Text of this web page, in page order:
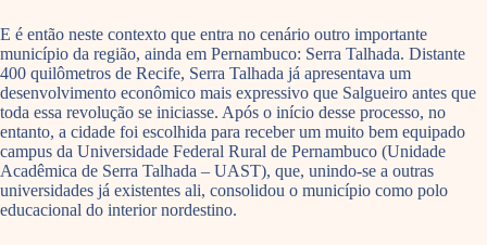
E é então neste contexto que entra no cenário outro importante
município da região, ainda em Pernambuco: Serra Talhada. Distante
400 quilômetros de Recife, Serra Talhada já apresentava um
desenvolvimento econômico mais expressivo que Salgueiro antes que
toda essa revolução se iniciasse. Após o início desse processo, no
entanto, a cidade foi escolhida para receber um muito bem equipado
campus da Universidade Federal Rural de Pernambuco (Unidade
Acadêmica de Serra Talhada – UAST), que, unindo-se a outras
universidades já existentes ali, consolidou o município como polo
educacional do interior nordestino.